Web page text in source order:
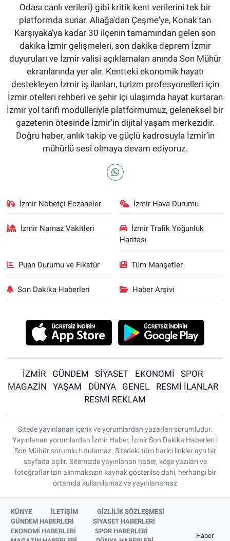
Odası canlı verileri) gibi kritik kent verilerini tek bir
platformda sunar. Aliağa'dan Çeşme'ye, Konak'tan
Karşıyaka'ya kadar 30 ilçenin tamamından gelen son
dakika İzmir gelişmeleri, son dakika deprem İzmir
duyuruları ve İzmir valisi açıklamaları anında Son Mühür
ekranlarında yer alır. Kentteki ekonomik hayatı
destekleyen İzmir iş ilanları, turizm profesyonelleri için
İzmir otelleri rehberi ve şehir içi ulaşımda hayat kurtaran
İzmir yol tarifi modülleriyle platformumuz, geleneksel bir
gazetenin ötesinde İzmir'in dijital yaşam merkezidir.
Doğru haber, anlık takip ve güçlü kadrosuyla İzmir’in
mühürlü sesi olmaya devam ediyoruz.
İzmir Nöbetçi Eczaneler İzmir Hava Durumu
İzmir Namaz Vakitleri
İzmir Trafik Yoğunluk
Haritası
Puan Durumu ve Fikstür Tüm Manşetler
Son Dakika Haberleri Haber Arşivi
İZMİR GÜNDEM SİYASET EKONOMİ
SPOR
MAGAZİN
YAŞAM DÜNYA GENEL
RESMİ İLANLAR
RESMİ REKLAM
Sitede yayınlanan içerik ve yorumlardan yazarları sorumludur.
Yayınlanan yorumlardan İzmir Haber, İzmir Son Dakika Haberleri |
Son Mühür sorumlu tutulamaz. Sitedeki tüm harici linkler ayrı bir
sayfada açılır. Sitemizde yayınlanan haber, köşe yazıları ve
fotoğraflar izin alınmaksızın kaynak gösterilse dahi, herhangi bir
ortamda kullanılamaz ve yayınlanamaz
KÜNYE İLETİŞİM
GİZLİLİK SÖZLEŞMESİ
GÜNDEM HABERLERİ
SİYASET HABERLERİ
EKONOMİ HABERLERİ
SPOR HABERLERİ
Haber